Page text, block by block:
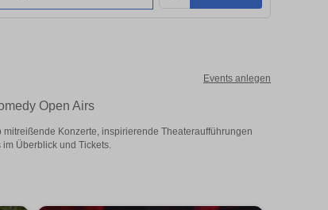
Events anlegen
Open Airs
Konzerte, inspirierende Theateraufführungen
Überblick und Tickets.